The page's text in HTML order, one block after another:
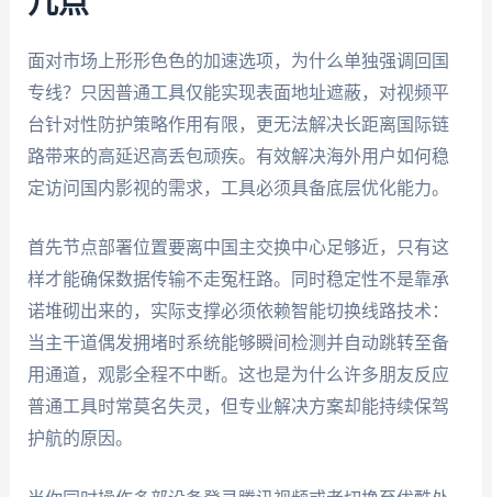
面对市场上形形色色的加速选项，为什么单独强调回国
专线？只因普通工具仅能实现表面地址遮蔽，对视频平
台针对性防护策略作用有限，更无法解决长距离国际链
路带来的高延迟高丢包顽疾。有效解决海外用户如何稳
定访问国内影视的需求，工具必须具备底层优化能力。
首先节点部署位置要离中国主交换中心足够近，只有这
样才能确保数据传输不走冤枉路。同时稳定性不是靠承
诺堆砌出来的，实际支撑必须依赖智能切换线路技术：
当主干道偶发拥堵时系统能够瞬间检测并自动跳转至备
用通道，观影全程不中断。这也是为什么许多朋友反应
普通工具时常莫名失灵，但专业解决方案却能持续保驾
护航的原因。